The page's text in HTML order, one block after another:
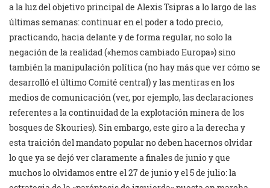
a la luz del objetivo principal de Alexis Tsipras a lo largo de las
últimas semanas: continuar en el poder a todo precio,
practicando, hacia delante y de forma regular, no solo la
negación de la realidad («hemos cambiado Europa») sino
también la manipulación política (no hay más que ver cómo se
desarrolló el último Comité central) y las mentiras en los
medios de comunicación (ver, por ejemplo, las declaraciones
referentes a la continuidad de la explotación minera de los
bosques de Skouries). Sin embargo, este giro a la derecha y
esta traición del mandato popular no deben hacernos olvidar
lo que ya se dejó ver claramente a finales de junio y que
muchos lo olvidamos entre el 27 de junio y el 5 de julio: la